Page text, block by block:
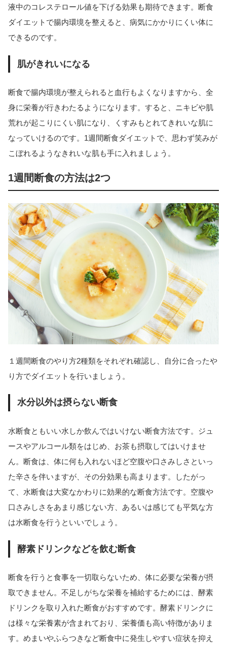
液中のコレステロール値を下げる効果も期待できます。断食
ダイエットで腸内環境を整えると、病気にかかりにくい体に
できるのです。
肌がきれいになる
断食で腸内環境が整えられると血行もよくなりますから、全
身に栄養が行きわたるようになります。すると、ニキビや肌
荒れが起こりにくい肌になり、くすみもとれてきれいな肌に
なっていけるのです。1週間断食ダイエットで、思わず笑みが
こぼれるようなきれいな肌も手に入れましょう。
1週間断食の方法は2つ
１週間断食のやり方2種類をそれぞれ確認し、自分に合ったや
り方でダイエットを行いましょう。
水分以外は摂らない断食
水断食ともいい水しか飲んではいけない断食方法です。ジュ
ースやアルコール類をはじめ、お茶も摂取してはいけませ
ん。断食は、体に何も入れないほど空腹や口さみしさといっ
た辛さを伴いますが、その分効果も高まります。したがっ
て、水断食は大変なかわりに効果的な断食方法です。空腹や
口さみしさをあまり感じない方、あるいは感じても平気な方
は水断食を行うといいでしょう。
酵素ドリンクなどを飲む断食
断食を行うと食事を一切取らないため、体に必要な栄養が摂
取できません。不足しがちな栄養を補給するためには、酵素
ドリンクを取り入れた断食がおすすめです。酵素ドリンクに
は様々な栄養素が含まれており、栄養価も高い特徴がありま
す。めまいやふらつきなど断食中に発生しやすい症状を抑え